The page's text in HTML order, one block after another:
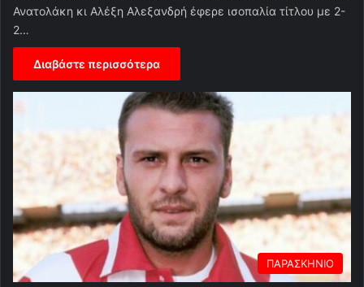
Ανατολάκη κι Αλέξη Αλεξανδρή έφερε ισοπαλία τίτλου με 2-
2…
Διαβάστε περισσότερα
ΠΑΡΑΣΚΗΝΙΟ